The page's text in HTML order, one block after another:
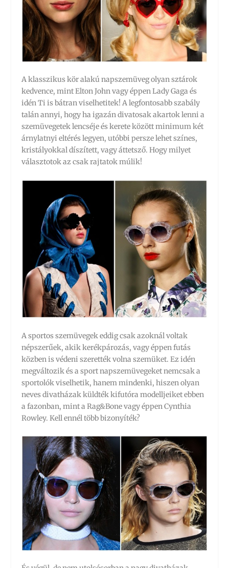
A klasszikus kör alakú napszemüveg olyan sztárok
kedvence, mint Elton John vagy éppen Lady Gaga és
idén Ti is bátran viselhetitek! A legfontosabb szabály
talán annyi, hogy ha igazán divatosak akartok lenni a
szemüvegetek lencséje és kerete között minimum két
árnylatnyi eltérés legyen, utóbbi persze lehet színes,
kristályokkal díszített, vagy áttetsző. Hogy milyet
választotok az csak rajtatok múlik!
A sportos szemüvegek eddig csak azoknál voltak
népszerűek, akik kerékpározás, vagy éppen futás
közben is védeni szerették volna szemüket. Ez idén
megváltozik és a sport napszemüvegeket nemcsak a
sportolók viselhetik, hanem mindenki, hiszen olyan
neves divatházak küldték kifutóra modelljeiket ebben
a fazonban, mint a Rag&Bone vagy éppen Cynthia
Rowley. Kell ennél több bizonyíték?